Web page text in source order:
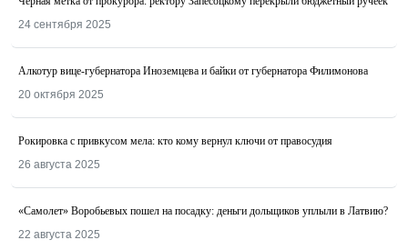
24 сентября 2025
Алкотур вице-губернатора Иноземцева и байки от губернатора Филимонова
20 октября 2025
Рокировка с привкусом мела: кто кому вернул ключи от правосудия
26 августа 2025
«Самолет» Воробьевых пошел на посадку: деньги дольщиков уплыли в Латвию?
22 августа 2025